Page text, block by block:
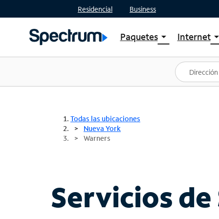
Residencial Business
Paquetesarrow_drop_down
Ver paquetes
Spectrum One
Mejores ofertas
Internetarrow_drop_down
Planes
Todas las ubicaciones
Nueva York
Warners
Servicios